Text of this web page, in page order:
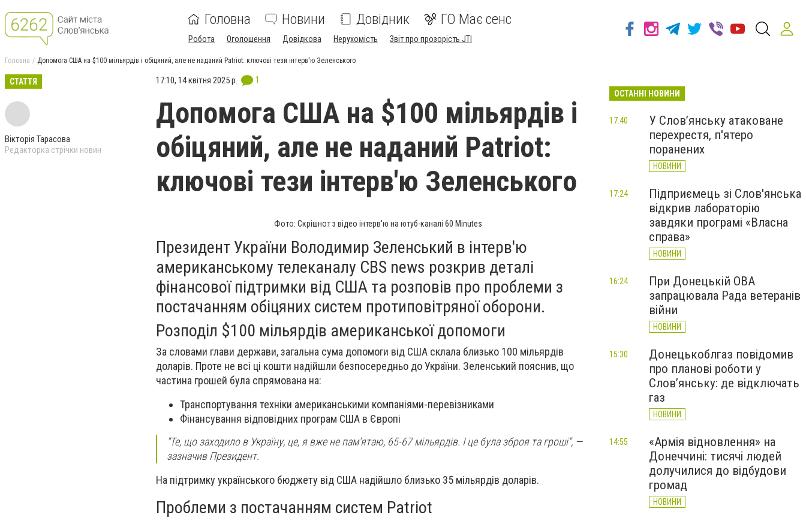
Головна Новини Довідник ГО Має сенс
Робота Оголошення Довідкова Нерухомість Звіт про прозорість JTI
Головна Допомога США на $100 мільярдів і обіцяний, але не наданий Patriot: ключові тези інтерв'ю Зеленського
СТАТТЯ
Вікторія Тарасова
Редакторка стрічки новин
17:10, 14 квітня 2025 р. 1
Допомога США на $100 мільярдів і
обіцяний, але не наданий Patriot:
ключові тези інтерв'ю Зеленського
Фото: Скрішнот з відео інтерв'ю на ютуб-каналі 60 Minutes
Президент України Володимир Зеленський в інтерв'ю
американському телеканалу CBS news розкрив деталі
фінансової підтримки від США та розповів про проблеми з
постачанням обіцяних систем протиповітряної оборони.
Розподіл $100 мільярдів американської допомоги
За словами глави держави, загальна сума допомоги від США склала близько 100 мільярдів
доларів. Проте не всі ці кошти надійшли безпосередньо до України. Зеленський пояснив, що
частина грошей була спрямована на:
Транспортування техніки американськими компаніями-перевізниками
Фінансування відповідних програм США в Європі
"Те, що заходило в Україну, це, я вже не пам'ятаю, 65-67 мільярдів. І це була зброя та гроші", —
зазначив Президент.
На підтримку українського бюджету від США надійшло близько 35 мільярдів доларів.
Проблеми з постачанням систем Patriot
ОСТАННІ НОВИНИ
У Слов’янську атаковане
перехрестя, п'ятеро
поранених
НОВИНИ
17:40
Підприємець зі Слов'янська
відкрив лабораторію
завдяки програмі «Власна
справа»
НОВИНИ
17:24
При Донецькій ОВА
запрацювала Рада ветеранів
війни
НОВИНИ
16:24
Донецькоблгаз повідомив
про планові роботи у
Слов’янську: де відключать
газ
НОВИНИ
15:30
«Армія відновлення» на
Донеччині: тисячі людей
долучилися до відбудови
громад
НОВИНИ
14:55